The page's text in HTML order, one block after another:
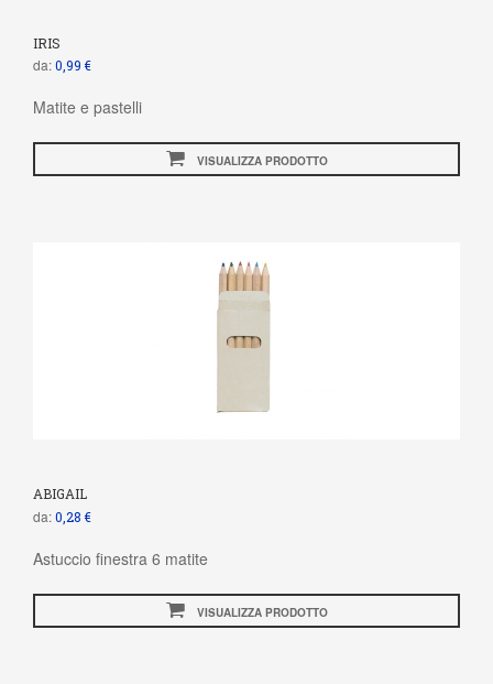
IRIS
da:0,99 €
Matite e pastelli
VISUALIZZA PRODOTTO
ABIGAIL
da:0,28 €
Astuccio finestra 6 matite
VISUALIZZA PRODOTTO